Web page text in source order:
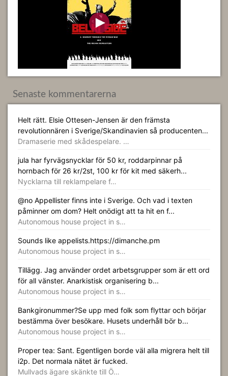
Senaste kommentarerna
Helt rätt. Elsie Ottesen-Jensen är den främsta
revolutionnären i Sverige/Skandinavien så producenten...
Dramaserie med skådespelare. …
jula har fyrvägsnycklar för 50 kr, roddarpinnar på
hornbach för 26 kr/2st, 100 kr för kit med säkerh...
Nycklarna till reklampelare f…
@no Appellister finns inte i Sverige. Och vad i texten
påminner om dom? Helt onödigt att ta hit en f...
Autonomous house project in s…
Sounds like appelists.https://dimanche.pm
Autonomous house project in s…
Tillägg. Jag använder ordet arbetsgrupper som är ett ord
för all vänster. Anarkistisk organisering b...
Autonomous house project in s…
Bankgironummer?Se upp med folk som flyttar och börjar
bestämma över besökare. Husets underhåll bör b...
Autonomous house project in s…
Proper tea: Sant. Egentligen borde väl alla migrera helt till
i2p. Det normala nätet är fucked.
Mullvads ägare skänkte till Ö…